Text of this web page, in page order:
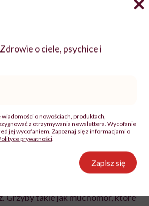
Grzyby takie jak muchomor, które
o ciele, psychice i
o nowościach, produktach,
z otrzymywania newslettera. Wycofanie
jej wycofaniem. Zapoznaj się z informacjami o
prywatności.
Zapisz się